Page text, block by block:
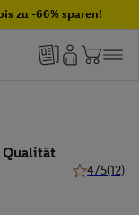
zu -66% sparen!
4/5(12)